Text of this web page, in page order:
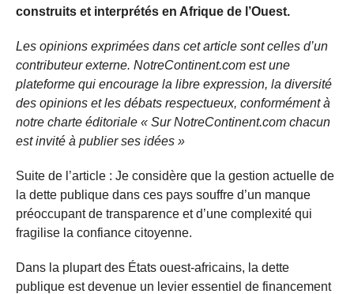
construits et interprétés en Afrique de l’Ouest.
Les opinions exprimées dans cet article sont celles d’un
contributeur externe. NotreContinent.com est une
plateforme qui encourage la libre expression, la diversité
des opinions et les débats respectueux, conformément à
notre charte éditoriale « Sur NotreContinent.com chacun
est invité à publier ses idées »
Suite de l’article : Je considère que la gestion actuelle de
la dette publique dans ces pays souffre d’un manque
préoccupant de transparence et d’une complexité qui
fragilise la confiance citoyenne.
Dans la plupart des États ouest-africains, la dette
publique est devenue un levier essentiel de financement